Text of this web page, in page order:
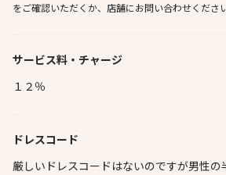
をご確認いただくか、店舗にお問い合わせください
サービス料・チャージ
１２％
ドレスコード
厳しいドレスコードはないのですが男性の